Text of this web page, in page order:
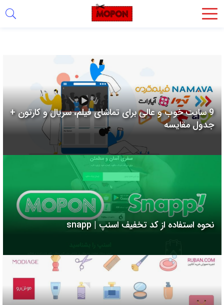
اشتراک
از
روش‌های
زیر
می‌توانید
صفحه
دوستان
خود
به
بگذارید.
لینک
9 سایت خوب و عالی برای تماشای فیلم، سریال و کارتون +
جدول مقایسه
نحوه استفاده از کد تخفیف اسنپ | snapp